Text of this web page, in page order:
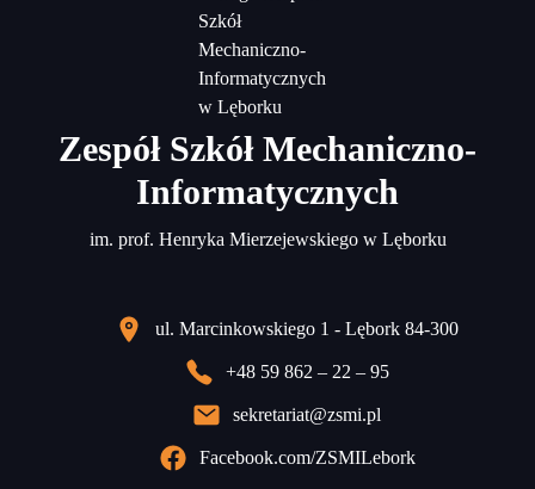
Zespół Szkół Mechaniczno-
Informatycznych
im. prof. Henryka Mierzejewskiego w Lęborku
ul. Marcinkowskiego 1 - Lębork 84-300
+48 59 862 – 22 – 95
sekretariat@zsmi.pl
Facebook.com/ZSMILebork